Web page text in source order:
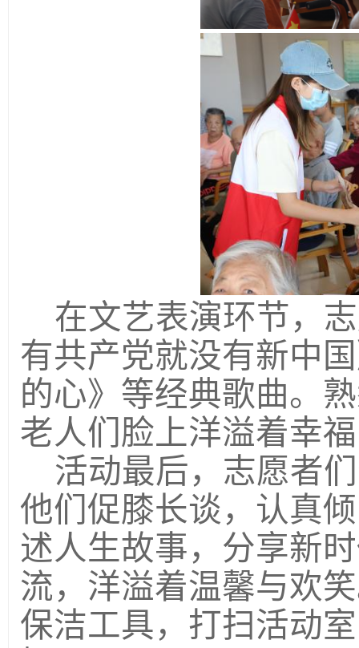
在文艺表演环节，
有共产党就没有新中
的心》等经典歌曲。
老人们脸上洋溢着幸
活动最后，志愿者
他们促膝长谈，认真
述人生故事，分享新
流，洋溢着温馨与欢
保洁工具，打扫活动